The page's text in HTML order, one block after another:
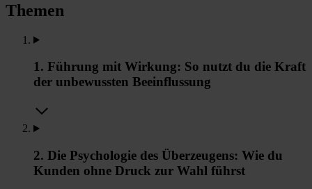
Themen
1. Führung mit Wirkung: So nutzt du die Kraft
der unbewussten Beeinflussung
2. Die Psychologie des Überzeugens: Wie du
Kunden ohne Druck zur Wahl führst